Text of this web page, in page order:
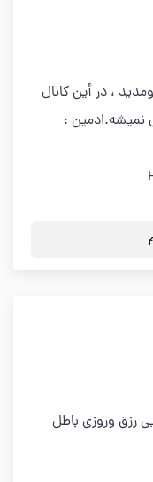
، در أین کانال
نمیشه.ادمین :
رزق وروزی باطل